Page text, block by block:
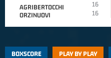
AGRIBERTOCCHI
ORZINUOVI
16
16
BOXSCORE PLAY BY PLAY